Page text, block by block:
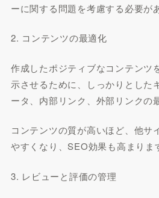
ーに関する問題を考慮する必要が
2. コンテンツの最適化
作成したポジティブなコンテンツ
示させるために、しっかりとした
ータ、内部リンク、外部リンクの
コンテンツの質が高いほど、他サ
やすくなり、SEO効果も高まりま
3. レビューと評価の管理